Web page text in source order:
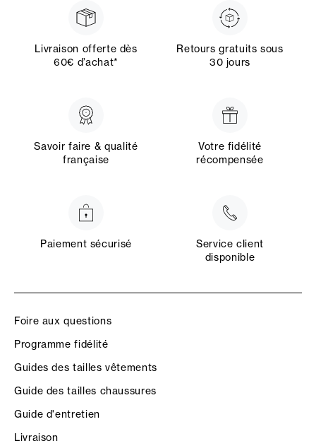
Livraison offerte dès
60€ d’achat*
Retours gratuits sous
30 jours
Savoir faire & qualité
française
Votre fidélité
récompensée
Paiement sécurisé
Service client
disponible
Foire aux questions
Programme fidélité
Guides des tailles vêtements
Guide des tailles chaussures
Guide d'entretien
Livraison